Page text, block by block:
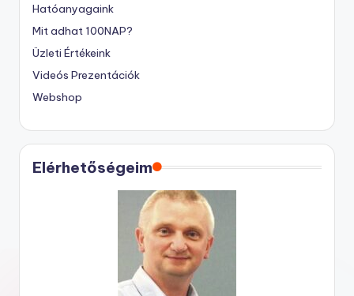
Hatóanyagaink
Mit adhat 100NAP?
Üzleti Értékeink
Videós Prezentációk
Webshop
Elérhetőségeim